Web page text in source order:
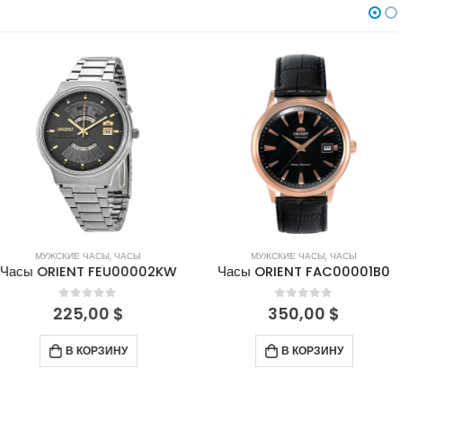
МУЖСКИЕ ЧАСЫ,ЧАСЫ
Часы ORIENT FEU00002KW
0 out of 5
225,00$
В КОРЗИНУ
МУЖСКИЕ ЧАСЫ,ЧАСЫ
Часы ORIENT FAC00001B0
0 out of 5
350,00$
В КОРЗИНУ